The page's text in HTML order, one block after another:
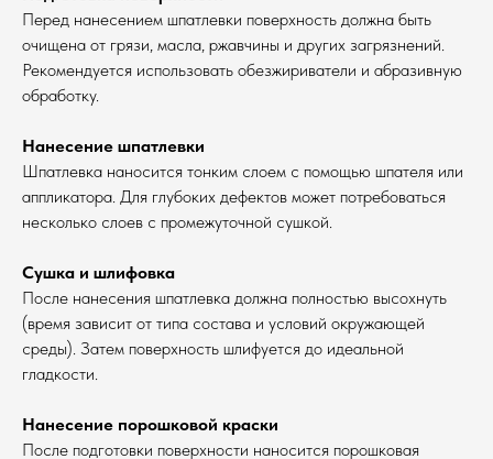
Перед нанесением шпатлевки поверхность должна быть
очищена от грязи, масла, ржавчины и других загрязнений.
Рекомендуется использовать обезжириватели и абразивную
обработку.
Нанесение шпатлевки
Шпатлевка наносится тонким слоем с помощью шпателя или
аппликатора. Для глубоких дефектов может потребоваться
несколько слоев с промежуточной сушкой.
Сушка и шлифовка
После нанесения шпатлевка должна полностью высохнуть
(время зависит от типа состава и условий окружающей
среды). Затем поверхность шлифуется до идеальной
гладкости.
Нанесение порошковой краски
После подготовки поверхности наносится порошковая